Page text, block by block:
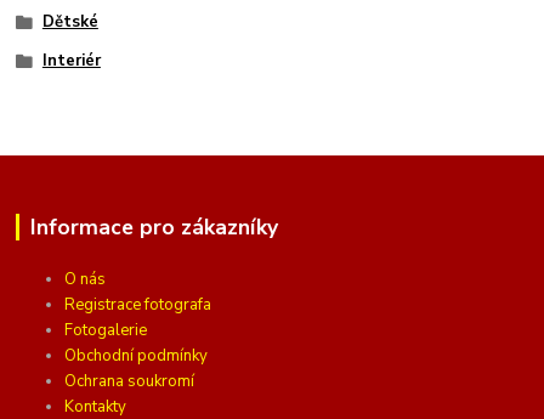
Dětské
Interiér
Informace pro zákazníky
O nás
Registrace fotografa
Fotogalerie
Obchodní podmínky
Ochrana soukromí
Kontakty